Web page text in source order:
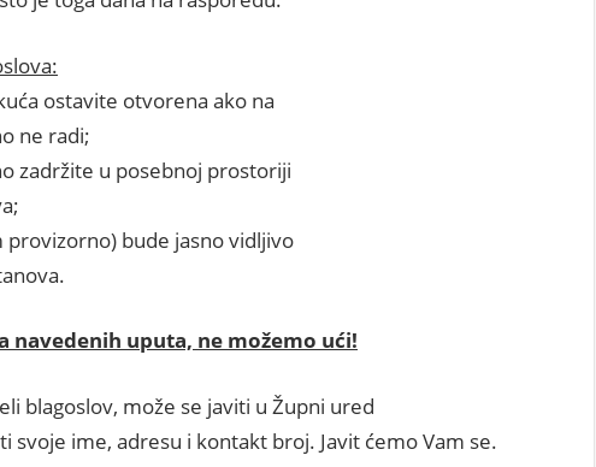
ostavite otvorena ako na
ne radi;
zadržite u posebnoj prostoriji
bude jasno vidljivo
navedenih uputa, ne možemo ući!
blagoslov, može se javiti u Župni ured
svoje ime, adresu i kontakt broj. Javit ćemo Vam se.